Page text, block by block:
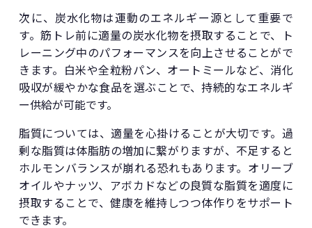
次に、炭水化物は運動のエネルギー源として重要で
す。筋トレ前に適量の炭水化物を摂取することで、ト
レーニング中のパフォーマンスを向上させることがで
きます。白米や全粒粉パン、オートミールなど、消化
吸収が緩やかな食品を選ぶことで、持続的なエネルギ
ー供給が可能です。
脂質については、適量を心掛けることが大切です。過
剰な脂質は体脂肪の増加に繋がりますが、不足すると
ホルモンバランスが崩れる恐れもあります。オリーブ
オイルやナッツ、アボカドなどの良質な脂質を適度に
摂取することで、健康を維持しつつ体作りをサポート
できます。